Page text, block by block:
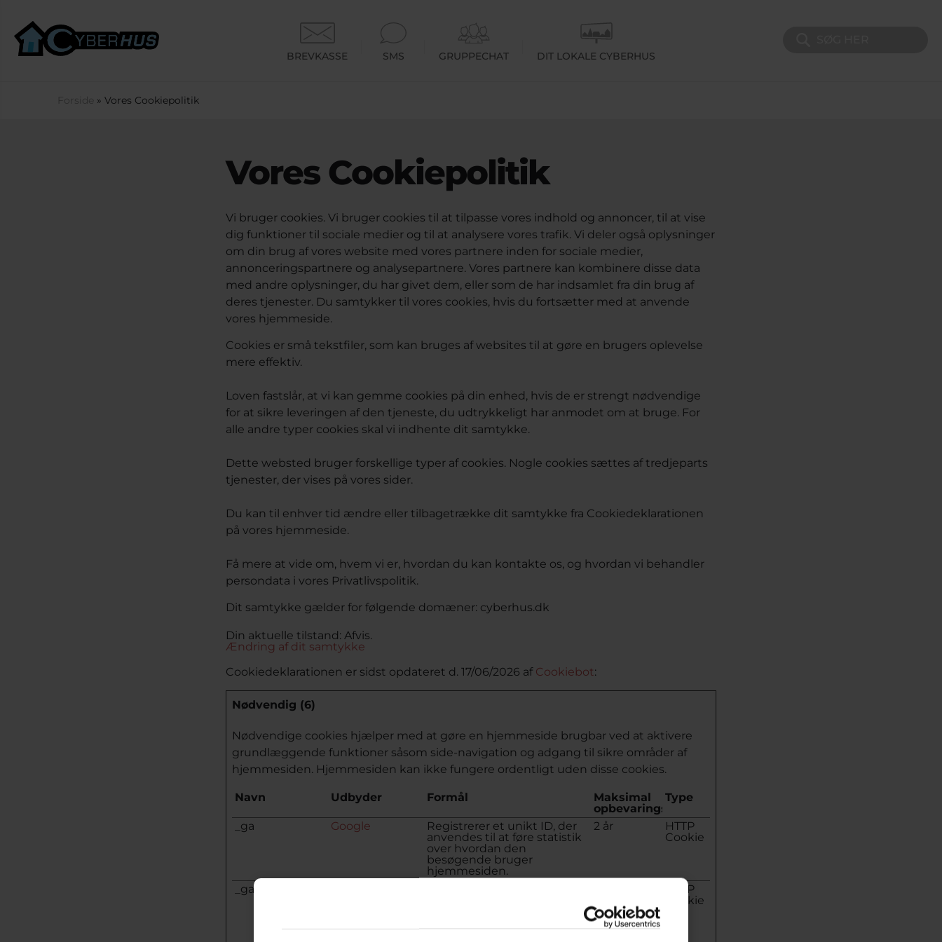
BREVKASSE SMS GRUPPECHAT DIT LOKALE CYBERHUS
Du er her
Forside » Vores Cookiepolitik
Vores Cookiepolitik
Vi bruger cookies. Vi bruger cookies til at tilpasse vores indhold og annoncer, til at vise
dig funktioner til sociale medier og til at analysere vores trafik. Vi deler også oplysninger
om din brug af vores website med vores partnere inden for sociale medier,
annonceringspartnere og analysepartnere. Vores partnere kan kombinere disse data
med andre oplysninger, du har givet dem, eller som de har indsamlet fra din brug af
deres tjenester. Du samtykker til vores cookies, hvis du fortsætter med at anvende
vores hjemmeside.
Cookies er små tekstfiler, som kan bruges af websites til at gøre en brugers oplevelse
mere effektiv.
Loven fastslår, at vi kan gemme cookies på din enhed, hvis de er strengt nødvendige
for at sikre leveringen af den tjeneste, du udtrykkeligt har anmodet om at bruge. For
alle andre typer cookies skal vi indhente dit samtykke.
Dette websted bruger forskellige typer af cookies. Nogle cookies sættes af tredjeparts
tjenester, der vises på vores sider.
Du kan til enhver tid ændre eller tilbagetrække dit samtykke fra Cookiedeklarationen
på vores hjemmeside.
Få mere at vide om, hvem vi er, hvordan du kan kontakte os, og hvordan vi behandler
persondata i vores Privatlivspolitik.
Dit samtykke gælder for følgende domæner: cyberhus.dk
Din aktuelle tilstand: Afvis.
Ændring af dit samtykke
Cookiedeklarationen er sidst opdateret d. 17/06/2026 af Cookiebot:
Nødvendig (6)
Nødvendige cookies hjælper med at gøre en hjemmeside brugbar ved at aktivere
grundlæggende funktioner såsom side-navigation og adgang til sikre områder af
hjemmesiden. Hjemmesiden kan ikke fungere ordentligt uden disse cookies.
Navn Udbyder Formål
Maksimal
opbevaringstid
Type
_ga Google
Registrerer et unikt ID, der
anvendes til at føre statistik
over hvordan den
besøgende bruger
hjemmesiden.
2 år
HTTP
Cookie
_ga_#
HTTP
Cookie